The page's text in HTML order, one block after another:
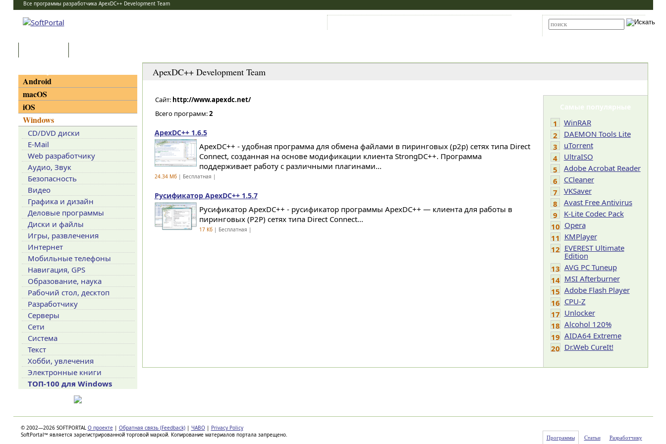
Все программы разработчика ApexDC++ Development Team
ApexDC++ Development Team
Сайт: http://www.apexdc.net/
Всего программ:2
ApexDC++ 1.6.5
ApexDC++ - удобная программа для обмена файлами в пиринговых (р2р) сетях типа Direct
Connect, созданная на основе модификации клиента StrongDC++. Программа
поддерживает работу с различными плагинами...
24.34 Мб| Бесплатная |
Русификатор ApexDC++ 1.5.7
Русификатор ApexDC++ - русификатор программы ApexDC++ — клиента для работы в
пиринговых (P2P) сетях типа Direct Connect...
17 Кб| Бесплатная |
Самые популярные
1
WinRAR
2
DAEMON Tools Lite
3
uTorrent
4
UltraISO
5
Adobe Acrobat Reader
6
CCleaner
7
VKSaver
8
Avast Free Antivirus
9
K-Lite Codec Pack
10 Opera
11 KMPlayer
12 EVEREST Ultimate
Edition
13 AVG PC Tuneup
14 MSI Afterburner
15 Adobe Flash Player
16 CPU-Z
17 Unlocker
18 Alcohol 120%
19 AIDA64 Extreme
20 Dr.Web CureIt!
Android
macOS
iOS
Windows
CD/DVD диски
E-Mail
Web разработчику
Аудио, Звук
Безопасность
Видео
Графика и дизайн
Деловые программы
Диски и файлы
Игры, развлечения
Интернет
Мобильные телефоны
Навигация, GPS
Образование, наука
Рабочий стол, десктоп
Разработчику
Серверы
Сети
Система
Текст
Хобби, увлечения
Электронные книги
ТОП-100 для Windows
© 2002—2026 SOFTPORTAL О проекте | Обратная связь (Feedback) | ЧАВО | Privacy Policy
SoftPortal™ является зарегистрированной торговой маркой. Копирование материалов портала запрещено.
Программы Статьи Разработчику